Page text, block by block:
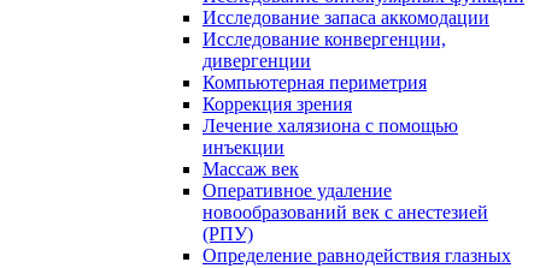
Исследование запаса аккомодации
Исследование конвергенции,
дивергенции
Компьютерная периметрия
Коррекция зрения
Лечение халязиона с помощью
инъекции
Массаж век
Оперативное удаление
новообразований век с анестезией
(РПУ)
Определение равнодействия глазных